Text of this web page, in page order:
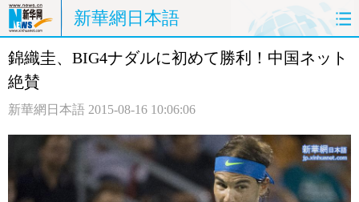
新華網日本語
ホームページ 政治 経済
観光 評論 写真
中日対訳
錦織圭、BIG4ナダルに初めて勝利！中国ネット
絶賛
新華網日本語 2015-08-16 10:06:06